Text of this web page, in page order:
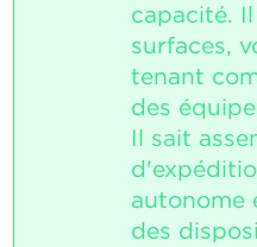
capacité.
surfaces,
tenant
des
Il sait
autonome
des